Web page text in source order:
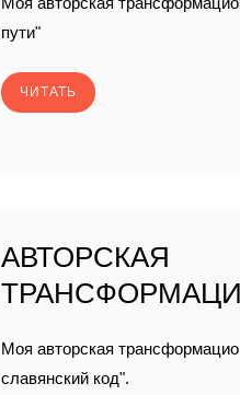
пути"
ЧИТАТЬ
АВТОРСКАЯ
Моя авторская
славянский код".